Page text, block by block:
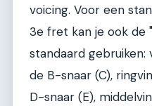
voicing. Voor een
3e fret kan je ook de
standaard gebruiken:
de B-snaar (C),
D-snaar (E),